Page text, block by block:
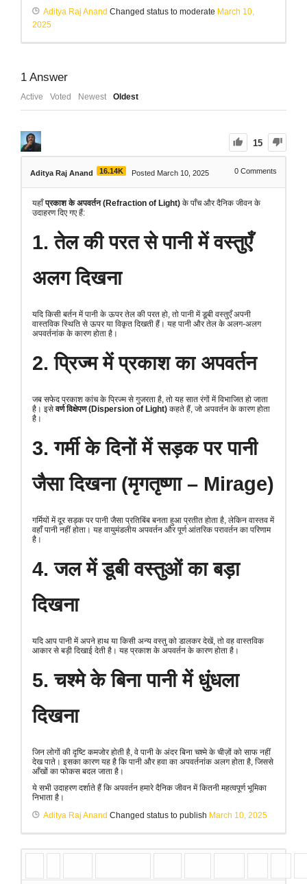
Aditya Raj Anand Changed status to moderate March 10,
2025
1 Answer
Active Voted Newest Oldest
15
Aditya Raj Anand 16.14K Posted March 10, 2025 0 Comments
यहाँप्रकाश के अपवर्तन (Refraction of Light) के पाँच और दैनिक जीवन के
उदाहरण दिए गए हैं:
1. तेल की परत से पानी में वस्तुएँ
अलग दिखना
यदि किसी बर्तन में पानी के ऊपर तेल की परत हो, तो पानी में डूबी वस्तुएँ अपनी
वास्तविक स्थिति से ऊपर या विकृत दिखती हैं। यह पानी और तेल के अलग-अलग
अपवर्तनांक के कारण होता है।
2. प्रिज्म में प्रकाश का अपवर्तन
जब सफेद प्रकाश कांच के प्रिज्म से गुजरता है, तो यह सात रंगों में विभाजित हो जाता
है। इसेवर्ण विक्षेपण (Dispersion of Light) कहते हैं, जो अपवर्तन के कारण होता
है।
3. गर्मी के दिनों में सड़क पर पानी
जैसा दिखना (मृगतृष्णा – Mirage)
गर्मियों में दूर सड़क पर पानी जैसा प्रतिबिंब बनता हुआ प्रतीत होता है, लेकिन वास्तव में
वहाँ पानी नहीं होता। यह वायुमंडलीय अपवर्तन और पूर्ण आंतरिक परावर्तन का परिणाम
है।
4. जल में डूबी वस्तुओं का बड़ा
दिखना
यदि आप पानी में अपने हाथ या किसी अन्य वस्तु को डालकर देखें, तो वह वास्तविक
आकार से बड़ी दिखाई देती है। यह प्रकाश के अपवर्तन के कारण होता है।
5. चश्मे के बिना पानी में धुंधला
दिखना
जिन लोगों की दृष्टि कमजोर होती है, वे पानी के अंदर बिना चश्मे के चीज़ों को साफ नहीं
देख पाते। इसका कारण यह है कि पानी और हवा का अपवर्तनांक अलग होता है, जिससे
आँखों का फोकस बदल जाता है।
ये सभी उदाहरण दर्शाते हैं कि अपवर्तन हमारे दैनिक जीवन में कितनी महत्वपूर्ण भूमिका
निभाता है।
Aditya Raj Anand Changed status to publish March 10, 2025